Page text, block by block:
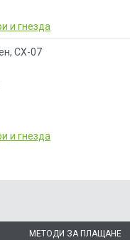
и гнезда
CX-07
и гнезда
МЕТОДИ ЗА ПЛАЩАНЕ